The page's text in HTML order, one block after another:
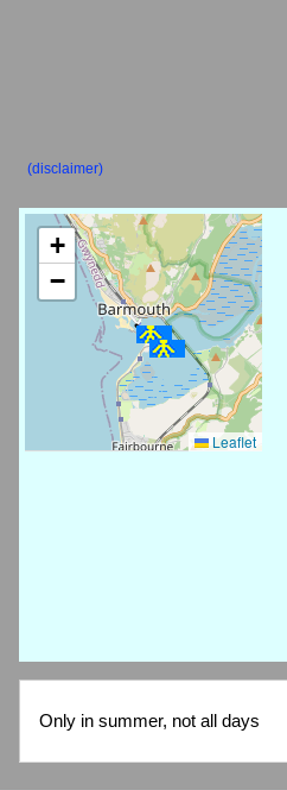
(disclaimer)
+
−
Leaflet
Only in summer, not all days